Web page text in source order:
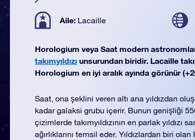
Aile: Lacaille
Horologium veya Saat modern
takımyıldızı unsurundan biridir. Lacaille
Horologium en iyi aralık ayında görünür
Saat, ona şeklini veren altı ana yıldızdan
kadar galaksi grubu içerir. Bunun genişliği 550
çizimlerde takımyıldızının en parlak yıldızı
ağırlıklarını temsil eder. Yıldızlardan biri